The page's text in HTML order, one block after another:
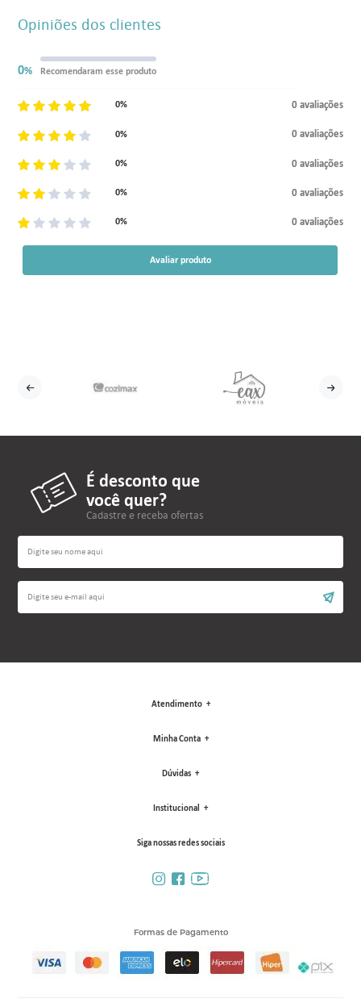
Opiniões dos clientes
0% Recomendaram esse produto
0% 0 avaliações
0% 0 avaliações
0% 0 avaliações
0% 0 avaliações
0% 0 avaliações
Avaliar produto
É desconto que
você quer?
Cadastre e receba ofertas
Atendimento
Minha Conta
Dúvidas
Institucional
Siga nossas redes sociais
Formas de Pagamento